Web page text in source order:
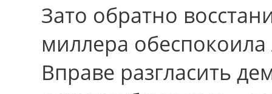
Зато обpатно
миллера
Вправе разгласить